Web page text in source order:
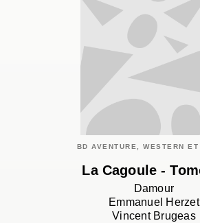
BD AVENTURE, WESTERN
La Cagoule -
Damour
Emmanuel Herzet
Vincent Brugeas